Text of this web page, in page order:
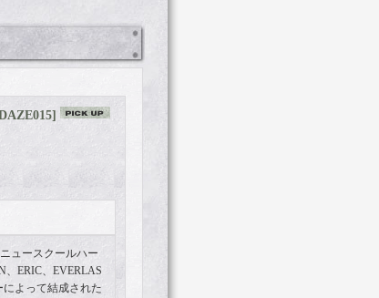
]
ュースクールハー
、ERIC、EVERLAS
よって結成された